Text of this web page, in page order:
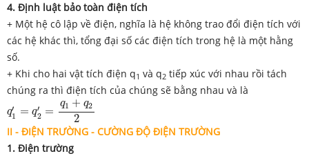
4. Định luật bảo toàn điện tích
+ Một hệ cô lập về điện, nghĩa là hệ không trao đổi điện tích với
các hệ khác thì, tổng đại số các điện tích trong hệ là một hằng
số.
+ Khi cho hai vật tích điện q1 và q2 tiếp xúc với nhau rồi tách
chúng ra thì điện tích của chúng sẽ bằng nhau và là
q′
1 = q′
2 =
q1 + q2
2
q1′=q 2′=q1+q22
II - ĐIỆN TRƯỜNG - CƯỜNG ĐỘ ĐIỆN TRƯỜNG
1. Điện trường